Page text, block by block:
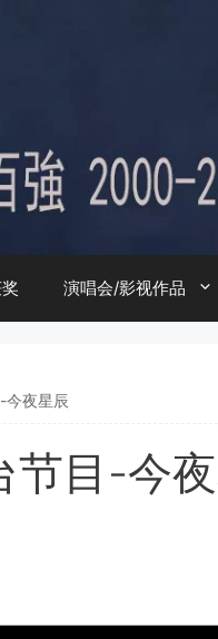
演唱会/影视作品
今夜星辰
节目-今